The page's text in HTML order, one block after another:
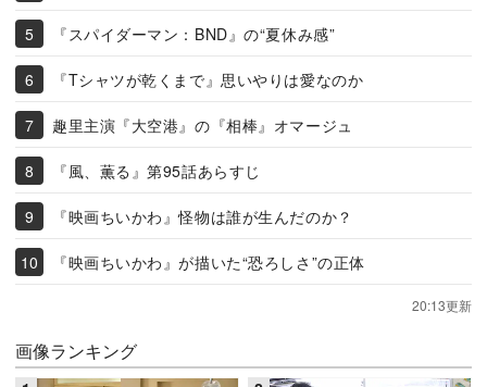
『スパイダーマン：BND』の“夏休み感”
『Tシャツが乾くまで』思いやりは愛なのか
趣里主演『大空港』の『相棒』オマージュ
『風、薫る』第95話あらすじ
『映画ちいかわ』怪物は誰が生んだのか？
『映画ちいかわ』が描いた“恐ろしさ”の正体
20:13更新
画像ランキング